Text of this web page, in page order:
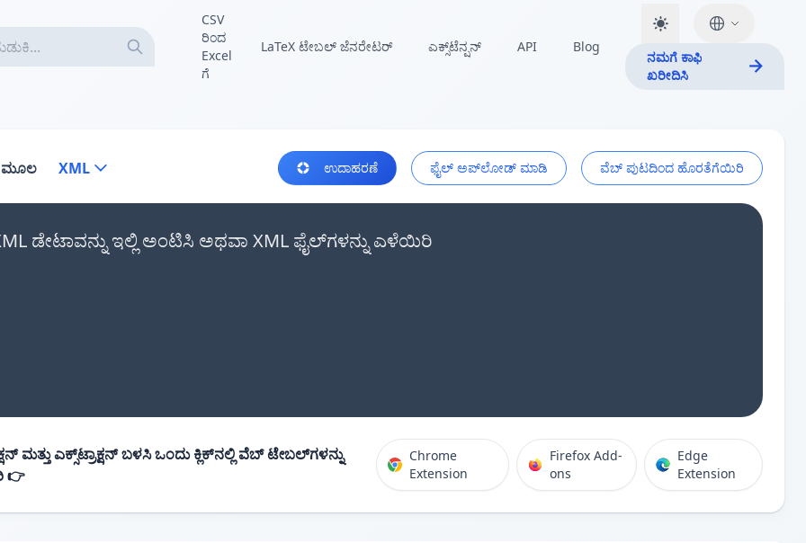
CSV
ರಿಂದ
Excel
ಗೆ
LaTeX ಟೇಬಲ್ ಜೆನರೇಟರ್ ಎಕ್ಸ್‌ಟೆನ್ಷನ್ API Blog
ನಮಗೆ ಕಾಫಿ
ಖರೀದಿಸಿ
ಮೂಲ XML ಉದಾಹರಣೆ ಫೈಲ್ ಅಪ್‌ಲೋಡ್ ಮಾಡಿ ವೆಬ್ ಪುಟದಿಂದ ಹೊರತೆಗೆಯಿರಿ
ಡೇಟಾವನ್ನು ಇಲ್ಲಿ ಅಂಟಿಸಿ ಅಥವಾ XML ಫೈಲ್‌ಗಳನ್ನು ಎಳೆಯಿರಿ
ಮತ್ತು ಎಕ್ಸ್‌ಟ್ರಾಕ್ಷನ್ ಬಳಸಿ ಒಂದು ಕ್ಲಿಕ್‌ನಲ್ಲಿ ವೆಬ್ ಟೇಬಲ್‌ಗಳನ್ನು
👉
Chrome
Extension
Firefox Add-
ons
Edge
Extension